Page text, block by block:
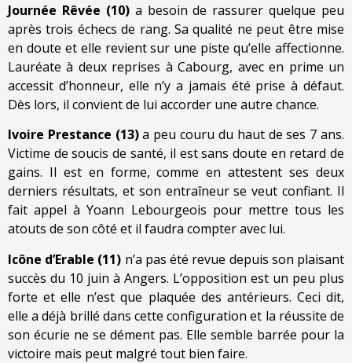
Journée Rêvée (10) a besoin de rassurer quelque peu
après trois échecs de rang. Sa qualité ne peut être mise
en doute et elle revient sur une piste qu’elle affectionne.
Lauréate à deux reprises à Cabourg, avec en prime un
accessit d’honneur, elle n’y a jamais été prise à défaut.
Dès lors, il convient de lui accorder une autre chance.
Ivoire Prestance (13)a peu couru du haut de ses 7 ans.
Victime de soucis de santé, il est sans doute en retard de
gains. Il est en forme, comme en attestent ses deux
derniers résultats, et son entraîneur se veut confiant. Il
fait appel à Yoann Lebourgeois pour mettre tous les
atouts de son côté et il faudra compter avec lui.
Icône d’Erable (11) n’a pas été revue depuis son plaisant
succès du 10 juin à Angers. L’opposition est un peu plus
forte et elle n’est que plaquée des antérieurs. Ceci dit,
elle a déjà brillé dans cette configuration et la réussite de
son écurie ne se dément pas. Elle semble barrée pour la
victoire mais peut malgré tout bien faire.